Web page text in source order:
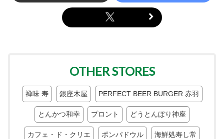
OTHER STORES
禅味 寿 銀座木屋 PERFECT BEER BURGER 赤羽
とんかつ和幸 プロント どうとんぼり神座
カフェ・ド・クリエ ポンパドウル 海鮮処寿し常